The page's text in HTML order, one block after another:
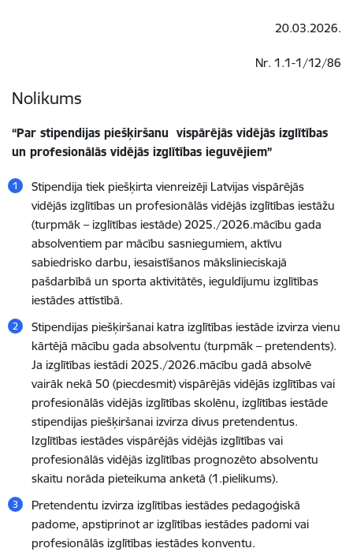
20.03.2026.
Nr. 1.1-1/12/86
Nolikums
“Par stipendijas piešķiršanu vispārējās vidējās izglītības
un profesionālās vidējās izglītības ieguvējiem”
Stipendija tiek piešķirta vienreizēji Latvijas vispārējās
vidējās izglītības un profesionālās vidējās izglītības iestāžu
(turpmāk – izglītības iestāde) 2025./2026.mācību gada
absolventiem par mācību sasniegumiem, aktīvu
sabiedrisko darbu, iesaistīšanos mākslinieciskajā
pašdarbībā un sporta aktivitātēs, ieguldījumu izglītības
iestādes attīstībā.
Stipendijas piešķiršanai katra izglītības iestāde izvirza vienu
kārtējā mācību gada absolventu (turpmāk – pretendents).
Ja izglītības iestādi 2025./2026.mācību gadā absolvē
vairāk nekā 50 (piecdesmit) vispārējās vidējās izglītības vai
profesionālās vidējās izglītības skolēnu, izglītības iestāde
stipendijas piešķiršanai izvirza divus pretendentus.
Izglītības iestādes vispārējās vidējās izglītības vai
profesionālās vidējās izglītības prognozēto absolventu
skaitu norāda pieteikuma anketā (1.pielikums).
Pretendentu izvirza izglītības iestādes pedagoģiskā
padome, apstiprinot ar izglītības iestādes padomi vai
profesionālās izglītības iestādes konventu.